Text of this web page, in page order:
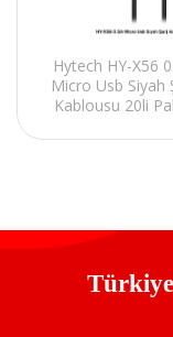
Hytech HY-X56
Micro Usb Siyah
Kablousu 20li